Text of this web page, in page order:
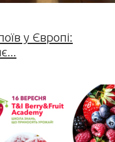
у Європі: